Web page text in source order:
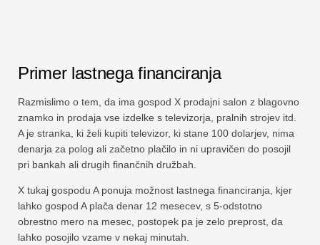
Primer lastnega financiranja
Razmislimo o tem, da ima gospod X prodajni salon z blagovno
znamko in prodaja vse izdelke s televizorja, pralnih strojev itd.
A je stranka, ki želi kupiti televizor, ki stane 100 dolarjev, nima
denarja za polog ali začetno plačilo in ni upravičen do posojil
pri bankah ali drugih finančnih družbah.
X tukaj gospodu A ponuja možnost lastnega financiranja, kjer
lahko gospod A plača denar 12 mesecev, s 5-odstotno
obrestno mero na mesec, postopek pa je zelo preprost, da
lahko posojilo vzame v nekaj minutah.